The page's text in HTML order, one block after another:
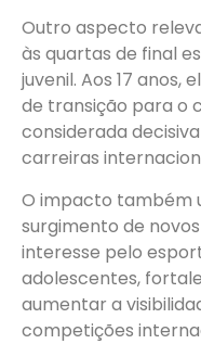
Outro aspecto
às quartas de final
juvenil. Aos 17 anos,
de transição para o
considerada
carreiras
O impacto também
surgimento de
interesse pelo
adolescentes,
aumentar a
competições